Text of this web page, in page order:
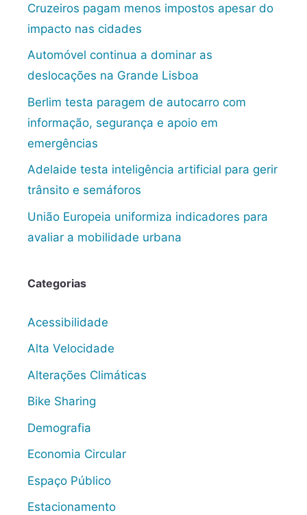
Cruzeiros pagam menos impostos apesar do
impacto nas cidades
Automóvel continua a dominar as
deslocações na Grande Lisboa
Berlim testa paragem de autocarro com
informação, segurança e apoio em
emergências
Adelaide testa inteligência artificial para gerir
trânsito e semáforos
União Europeia uniformiza indicadores para
avaliar a mobilidade urbana
Categorias
Acessibilidade
Alta Velocidade
Alterações Climáticas
Bike Sharing
Demografia
Economia Circular
Espaço Público
Estacionamento